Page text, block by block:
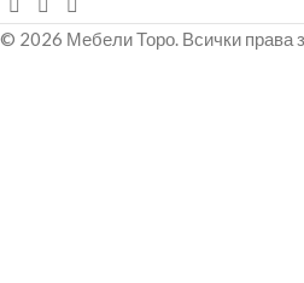
© 2026 Мебели Торо. Всички права